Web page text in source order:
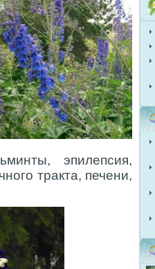
эпилепсия,
тракта, печени,